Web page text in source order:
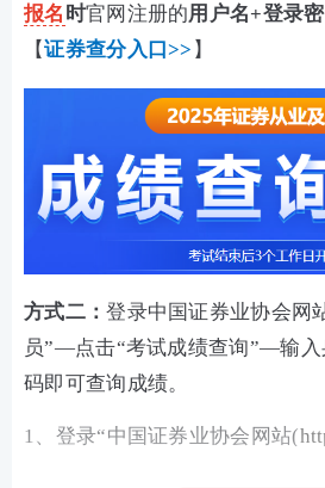
报名 时官网注册的用户名+登录
【证券查分入口>> 】
方式二：登录中国证券业协会网
员”—点击“考试成绩查询”—输入
码即可查询成绩。
1、登录“中国证券业协会网站(